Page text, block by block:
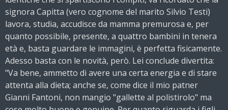
signora Capitta (vero cognome del marito Silvio Testi)
lavora, studia, accudisce da mamma premurosa e, per
quanto possibile, presente, a quattro bambini in tenera
età e, basta guardare le immagini, è perfetta fisicamente.
Adesso basta con le novità, però. Lei conclude divertita:
"Va bene, ammetto di avere una certa energia e di stare
attenta alla dieta; anche se, come dice il mio patner
Gianni Fantoni, non mangio "gallette al polistirolo" ma